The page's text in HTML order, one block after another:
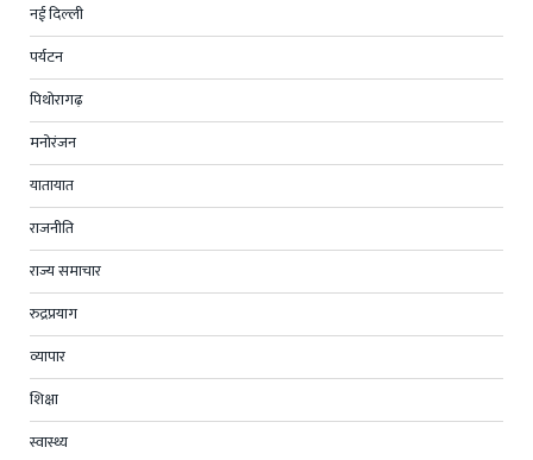
नई दिल्ली
पर्यटन
पिथोरागढ़
मनोरंजन
यातायात
राजनीति
राज्य समाचार
रुद्रप्रयाग
व्यापार
शिक्षा
स्वास्थ्य